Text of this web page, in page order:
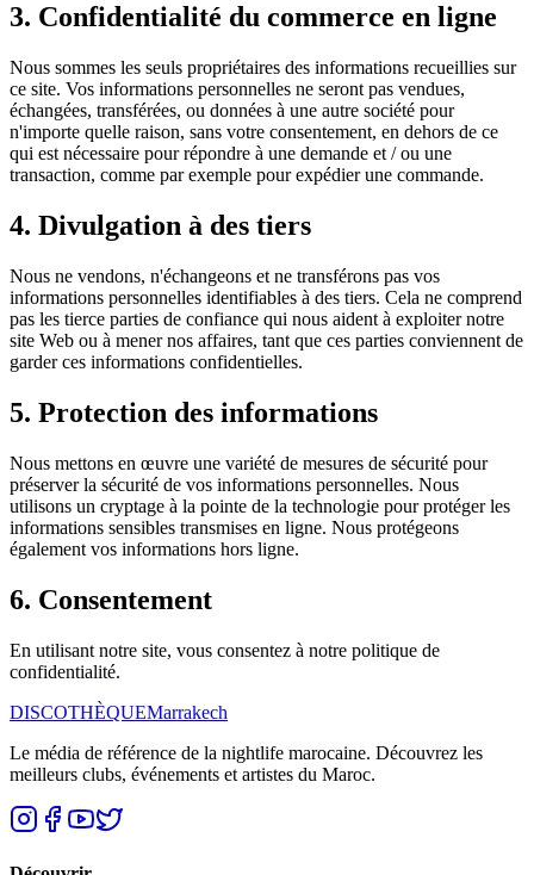
3. Confidentialité du commerce en ligne
Nous sommes les seuls propriétaires des informations recueillies sur
ce site. Vos informations personnelles ne seront pas vendues,
échangées, transférées, ou données à une autre société pour
n'importe quelle raison, sans votre consentement, en dehors de ce
qui est nécessaire pour répondre à une demande et / ou une
transaction, comme par exemple pour expédier une commande.
4. Divulgation à des tiers
Nous ne vendons, n'échangeons et ne transférons pas vos
informations personnelles identifiables à des tiers. Cela ne comprend
pas les tierce parties de confiance qui nous aident à exploiter notre
site Web ou à mener nos affaires, tant que ces parties conviennent de
garder ces informations confidentielles.
5. Protection des informations
Nous mettons en œuvre une variété de mesures de sécurité pour
préserver la sécurité de vos informations personnelles. Nous
utilisons un cryptage à la pointe de la technologie pour protéger les
informations sensibles transmises en ligne. Nous protégeons
également vos informations hors ligne.
6. Consentement
En utilisant notre site, vous consentez à notre politique de
confidentialité.
DISCOTHÈQUEMarrakech
Le média de référence de la nightlife marocaine. Découvrez les
meilleurs clubs, événements et artistes du Maroc.